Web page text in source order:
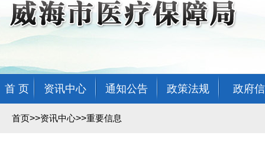
首 页 资讯中心 通知公告 政策法规 政府
首页>>资讯中心>>重要信息